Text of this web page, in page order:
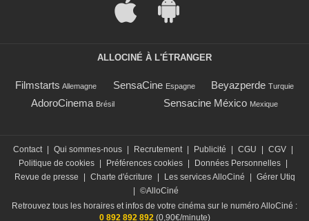
ALLOCINÉ À L'ÉTRANGER
Filmstarts Allemagne SensaCine Espagne Beyazperde Turquie
AdoroCinema Brésil Sensacine México Mexique
Contact | Qui sommes-nous | Recrutement | Publicité | CGU | CGV |
Politique de cookies | Préférences cookies | Données Personnelles |
Revue de presse
| Charte d'écriture | Les services AlloCiné | Gérer Utiq
| ©AlloCiné
Retrouvez tous les horaires et infos de votre cinéma sur le numéro AlloCiné :
0 892 892 892(0,90€/minute)